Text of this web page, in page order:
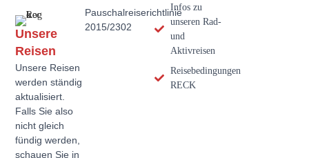
Unsere
Reisen
Unsere Reisen
werden ständig
aktualisiert.
Falls Sie also
nicht gleich
fündig werden,
schauen Sie in
Infos zu
unseren Rad-
und
Aktivreisen
Reisebedingungen
RECK
Pauschalreiserichtlinie
2015/2302